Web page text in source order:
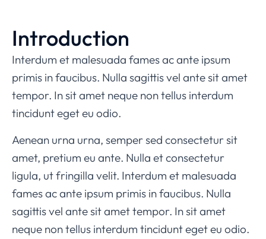
Introduction
Interdum et malesuada fames ac ante ipsum
primis in faucibus. Nulla sagittis vel ante sit amet
tempor. In sit amet neque non tellus interdum
tincidunt eget eu odio.
Aenean urna urna, semper sed consectetur sit
amet, pretium eu ante. Nulla et consectetur
ligula, ut fringilla velit. Interdum et malesuada
fames ac ante ipsum primis in faucibus. Nulla
sagittis vel ante sit amet tempor. In sit amet
neque non tellus interdum tincidunt eget eu odio.